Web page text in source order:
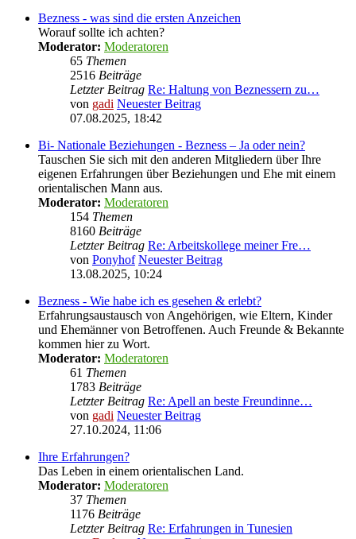
Bezness - was sind die ersten Anzeichen
Worauf sollte ich achten?
Moderator: Moderatoren
65 Themen
2516 Beiträge
Letzter Beitrag Re: Haltung von Beznessern zu…
von gadi Neuester Beitrag
07.08.2025, 18:42
Bi- Nationale Beziehungen - Bezness – Ja oder nein?
Tauschen Sie sich mit den anderen Mitgliedern über Ihre
eigenen Erfahrungen über Beziehungen und Ehe mit einem
orientalischen Mann aus.
Moderator: Moderatoren
154 Themen
8160 Beiträge
Letzter Beitrag Re: Arbeitskollege meiner Fre…
von Ponyhof Neuester Beitrag
13.08.2025, 10:24
Bezness - Wie habe ich es gesehen & erlebt?
Erfahrungsaustausch von Angehörigen, wie Eltern, Kinder
und Ehemänner von Betroffenen. Auch Freunde & Bekannte
kommen hier zu Wort.
Moderator: Moderatoren
61 Themen
1783 Beiträge
Letzter Beitrag Re: Apell an beste Freundinne…
von gadi Neuester Beitrag
27.10.2024, 11:06
Ihre Erfahrungen?
Das Leben in einem orientalischen Land.
Moderator: Moderatoren
37 Themen
1176 Beiträge
Letzter Beitrag Re: Erfahrungen in Tunesien